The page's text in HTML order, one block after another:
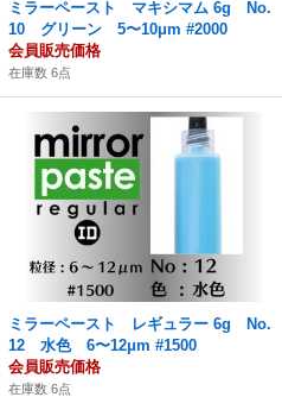
ミラーペースト マキシマム 6g No.
10 グリーン 5〜10μm #2000
会員販売価格
在庫数 6点
ミラーペースト レギュラー 6g No.
12 水色 6〜12μm #1500
会員販売価格
在庫数 6点